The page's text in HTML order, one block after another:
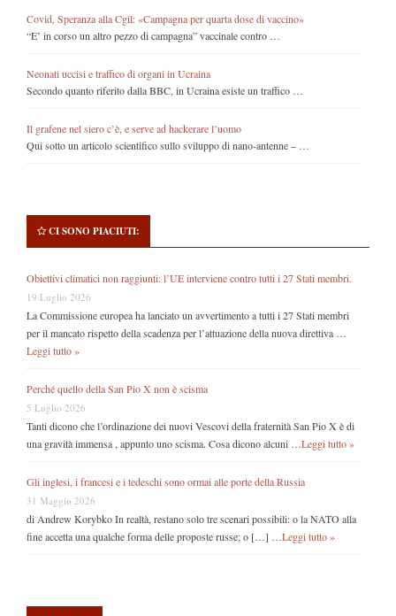
Covid, Speranza alla Cgil: «Campagna per quarta dose di vaccino»
“E’ in corso un altro pezzo di campagna” vaccinale contro …
Neonati uccisi e traffico di organi in Ucraina
Secondo quanto riferito dalla BBC, in Ucraina esiste un traffico …
Il grafene nel siero c’è, e serve ad hackerare l’uomo
Qui sotto un articolo scientifico sullo sviluppo di nano-antenne – …
CI SONO PIACIUTI:
Obiettivi climatici non raggiunti: l’UE interviene contro tutti i 27 Stati membri.
19 Luglio 2026
La Commissione europea ha lanciato un avvertimento a tutti i 27 Stati membri
per il mancato rispetto della scadenza per l’attuazione della nuova direttiva …
Leggi tutto »
Perché quello della San Pio X non è scisma
5 Luglio 2026
Tanti dicono che l’ordinazione dei nuovi Vescovi della fraternità San Pio X è di
una gravità immensa , appunto uno scisma. Cosa dicono alcuni … Leggi tutto »
Gli inglesi, i francesi e i tedeschi sono ormai alle porte della Russia
31 Maggio 2026
di Andrew Korybko In realtà, restano solo tre scenari possibili: o la NATO alla
fine accetta una qualche forma delle proposte russe; o […] … Leggi tutto »